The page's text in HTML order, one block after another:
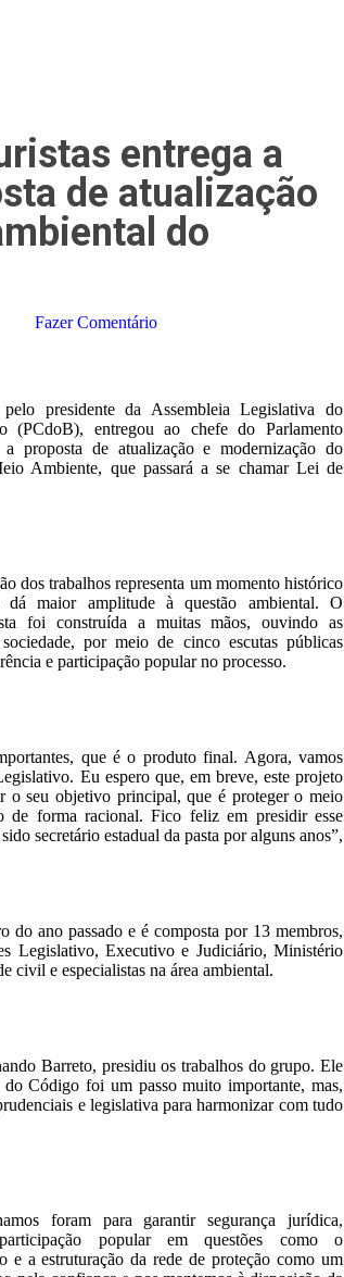
entrega a
de atualização
do
Fazer Comentário
presidente da Assembleia Legislativa do
(PCdoB), entregou ao chefe do Parlamento
a proposta de atualização e modernização do
Ambiente, que passará a se chamar Lei de
dos trabalhos representa um momento histórico
maior amplitude à questão ambiental. O
foi construída a muitas mãos, ouvindo as
por meio de cinco escutas públicas
e participação popular no processo.
que é o produto final. Agora, vamos
Eu espero que, em breve, este projeto
o seu objetivo principal, que é proteger o meio
de forma racional. Fico feliz em presidir esse
secretário estadual da pasta por alguns anos”,
do ano passado e é composta por 13 membros,
Legislativo, Executivo e Judiciário, Ministério
e especialistas na área ambiental.
Barreto, presidiu os trabalhos do grupo. Ele
Código foi um passo muito importante, mas,
e legislativa para harmonizar com tudo
foram para garantir segurança jurídica,
popular em questões como o
e a estruturação da rede de proteção como um